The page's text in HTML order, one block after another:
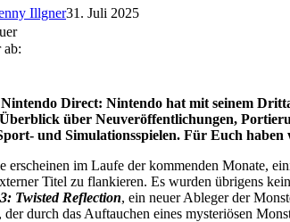
Illgner31. Juli 2025
ab:
Direct: Nintendo hat mit seinem
über Neuveröffentlichungen,
und Simulationsspielen. Für Euch
erscheinen im Laufe der kommenden Monate,
Titel zu flankieren. Es wurden übrigens
Twisted Reflection, ein neuer Ableger der
durch das Auftauchen eines mysteriösen